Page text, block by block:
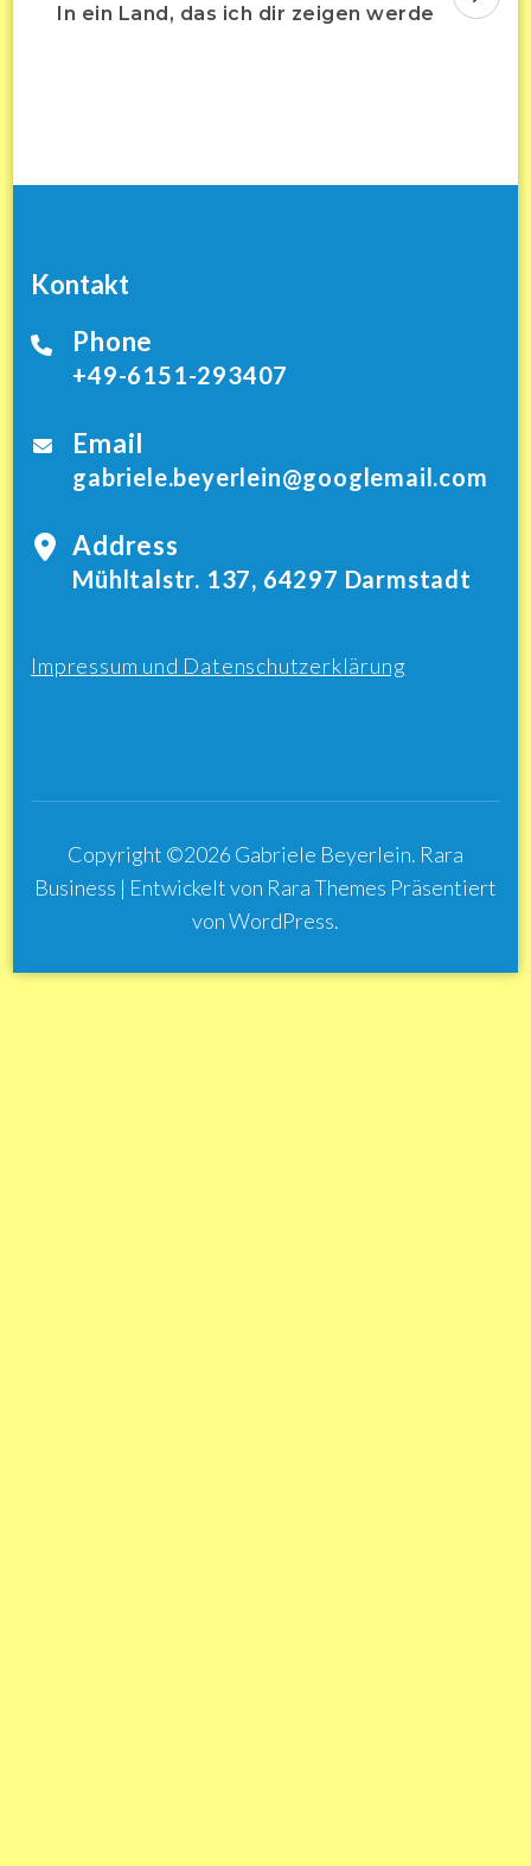
In ein Land, das ich dir zeigen werde
Kontakt
Phone
+49-6151-293407
Email
gabriele.beyerlein@googlemail.com
Address
Mühltalstr. 137, 64297 Darmstadt
Impressum und Datenschutzerklärung
Copyright ©2026 Gabriele Beyerlein. Rara
Business | Entwickelt von Rara Themes Präsentiert
vonWordPress.